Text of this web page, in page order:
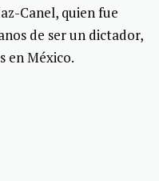
Canel, quien fue
de ser un dictador,
en México.